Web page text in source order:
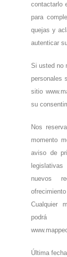
contactarlo
para
quejas y
autenticar
Si usted no
personales
sitio
su
Nos
momento
aviso de
nuevos
Cualquier
Última